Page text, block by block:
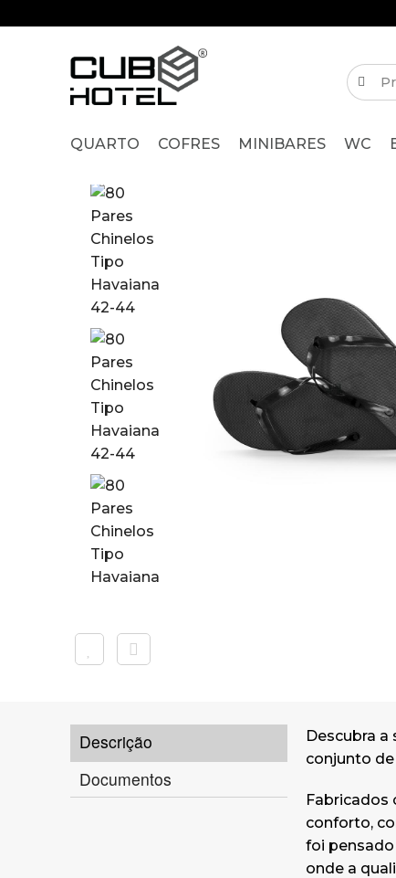
QUARTO COFRES MINIBARES WC
Descrição
Documentos
Descubra
conjunto
Fabricados
conforto,
foi pensado
onde a